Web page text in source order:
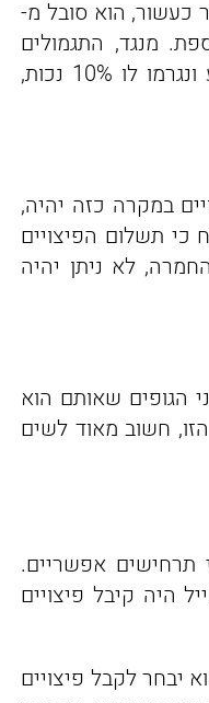
כעת, לאחר כעשור, הוא סובל מ-
מנגד, התגמולים
שמשולמים לחייל שנפגע בתאונה עלולים להיות נמוכים יחסית. לדוגמה, חייל שנפגע ונגרמו לו 10% נכות,
במקרה כזה יהיה,
כי תשלום הפיצויים
לא ניתן יהיה
הגופים שאותם הוא
חשוב מאוד לשים
תרחישים אפשריים.
היה קיבל פיצויים
יבחר לקבל פיצויים